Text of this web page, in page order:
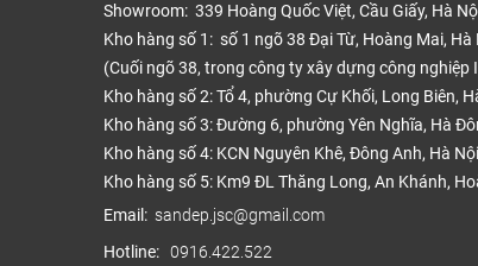
Showroom: 339 Hoàng Quốc Việt, Cầu Giấy, Hà
Kho hàng số 1: số 1 ngõ 38 Đại Từ, Hoàng Mai, Hà
(Cuối ngõ 38, trong công ty xây dựng công nghiệp
Kho hàng số 2: Tổ 4, phường Cự Khối, Long Biên,
Kho hàng số 3: Đường 6, phường Yên Nghĩa, Hà
Kho hàng số 4: KCN Nguyên Khê, Đông Anh, Hà Nội
Kho hàng số 5: Km9 ĐL Thăng Long, An Khánh,
Email: sandep.jsc@gmail.com
Hotline: 0916.422.522